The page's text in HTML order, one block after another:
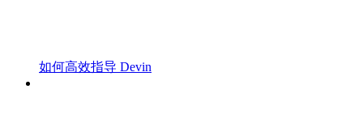
如何高效指导 Devin